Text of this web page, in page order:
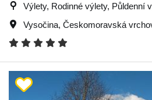
Výlety, Rodinné výlety, Půldenní
Vysočina, Českomoravská